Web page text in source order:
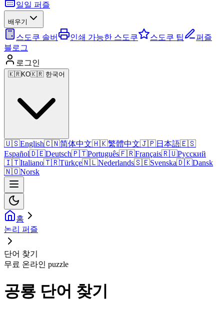
일일 퍼즐
배우기
스도쿠 솔버 인쇄 가능한 스도쿠 스도쿠 팁
퍼즐
블로그
로그인
🇰🇷KO🇰🇷 한국어
🇺🇸English🇨🇳简体中文🇭🇰繁體中文🇯🇵日本語🇪🇸
Español🇩🇪Deutsch🇵🇹Português🇫🇷Français🇷🇺Русский
🇮🇹Italiano🇹🇷Türkçe🇳🇱Nederlands🇸🇪Svenska🇩🇰Dansk
🇳🇴Norsk
홈
논리 퍼즐
단어 찾기
무료 온라인 puzzle
공룡 단어 찾기